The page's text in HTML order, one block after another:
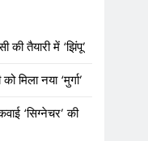
तैयारी में ‘झिंपू’
नया ‘मुर्गा’
‘सिग्नेचर’ की